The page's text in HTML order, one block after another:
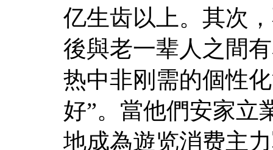
亿生齿以上。其次
後與老一辈人之間
热中非刚需的個性
好”。當他們安家立
地成為遊览消费主